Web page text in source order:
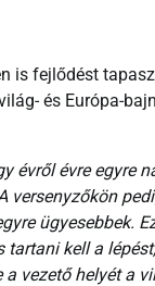
is fejlődést
és Európa-
évről évre egyre
versenyzőkön
ügyesebbek.
tartani kell a
vezető helyét a